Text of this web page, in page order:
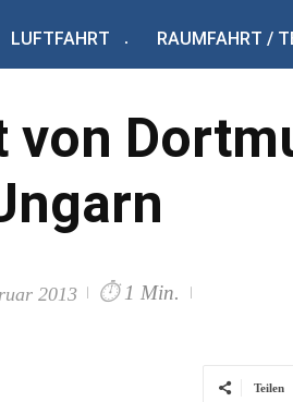
LUFTFAHRT RAUMFAHRT /
2013 ⏱ 1 Min.
Teilen